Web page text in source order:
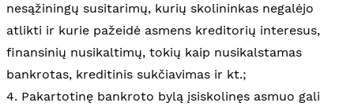
nesąžiningų susitarimų, kurių skolininkas negalėjo
atlikti ir kurie pažeidė asmens kreditorių interesus,
finansinių nusikaltimų, tokių kaip nusikalstamas
bankrotas, kreditinis sukčiavimas ir kt.;
4. Pakartotinę bankroto bylą įsiskolinęs asmuo gali